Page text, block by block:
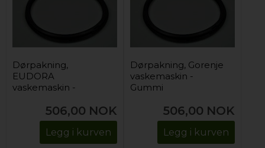
Dørpakning,
EUDORA
vaskemaskin -
506,00 NOK
Legg i kurven
Dørpakning, Gorenje
vaskemaskin -
Gummi
506,00 NOK
Legg i kurven